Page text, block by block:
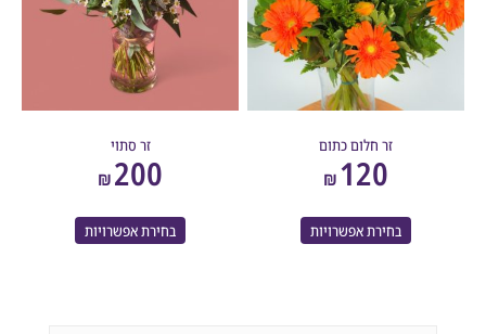
זר חלום כתום
₪
בחירת אפשרויות
₪
בחירת אפשרויות